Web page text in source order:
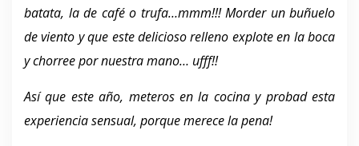
batata, la de café o trufa…mmm!!! Morder un buñuelo
de viento y que este delicioso relleno explote en la boca
y chorree por nuestra mano… ufff!!
Así que este año, meteros en la cocina y probad esta
experiencia sensual, porque merece la pena!